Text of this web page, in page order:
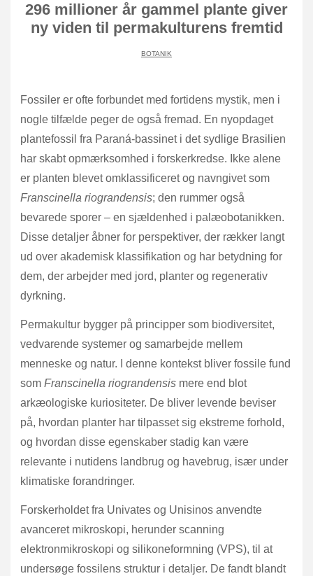
296 millioner år gammel plante giver
ny viden til permakulturens fremtid
BOTANIK
Fossiler er ofte forbundet med fortidens mystik, men i
nogle tilfælde peger de også fremad. En nyopdaget
plantefossil fra Paraná-bassinet i det sydlige Brasilien
har skabt opmærksomhed i forskerkredse. Ikke alene
er planten blevet omklassificeret og navngivet som
Franscinella riograndensis; den rummer også
bevarede sporer – en sjældenhed i palæobotanikken.
Disse detaljer åbner for perspektiver, der rækker langt
ud over akademisk klassifikation og har betydning for
dem, der arbejder med jord, planter og regenerativ
dyrkning.
Permakultur bygger på principper som biodiversitet,
vedvarende systemer og samarbejde mellem
menneske og natur. I denne kontekst bliver fossile fund
som Franscinella riograndensis mere end blot
arkæologiske kuriositeter. De bliver levende beviser
på, hvordan planter har tilpasset sig ekstreme forhold,
og hvordan disse egenskaber stadig kan være
relevante i nutidens landbrug og havebrug, især under
klimatiske forandringer.
Forskerholdet fra Univates og Unisinos anvendte
avanceret mikroskopi, herunder scanning
elektronmikroskopi og silikoneformning (VPS), til at
undersøge fossilens struktur i detaljer. De fandt blandt